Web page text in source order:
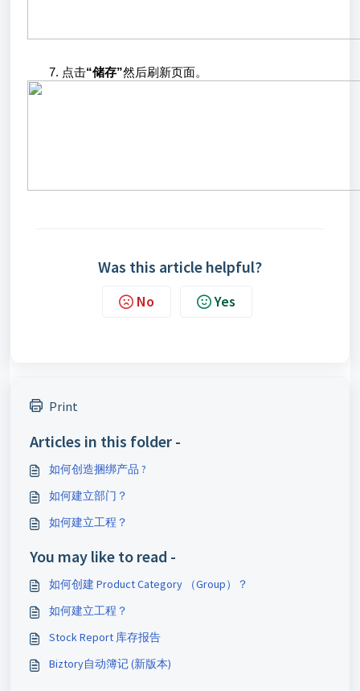
点击“储存”然后刷新页面。
Was this article helpful?
No Yes
Print
Articles in this folder -
如何创造捆绑产品 ?
如何建立部门？
如何建立工程？
You may like to read -
如何创建 Product Category （Group）？
如何建立工程？
Stock Report 库存报告
Biztory自动簿记 (新版本)